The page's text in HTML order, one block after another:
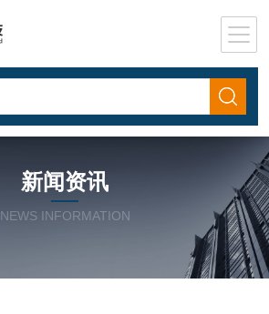
新闻资讯
NEWS INFORMATION